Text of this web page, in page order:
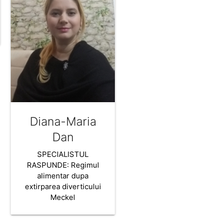
Diana-Maria
Dan
SPECIALISTUL
RASPUNDE: Regimul
alimentar dupa
extirparea diverticului
Meckel